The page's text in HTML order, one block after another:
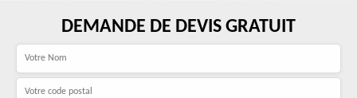
DEMANDE DE DEVIS GRATUIT